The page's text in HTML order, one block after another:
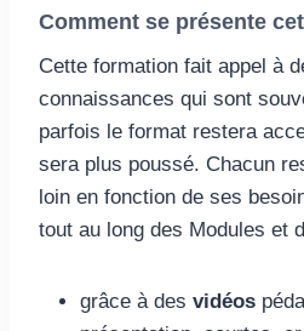
Comment se présente
Cette formation fait appel à
connaissances qui sont
parfois le format restera
sera plus poussé. Chacun
loin en fonction de ses
tout au long des Modules et
grâce à des vidéos